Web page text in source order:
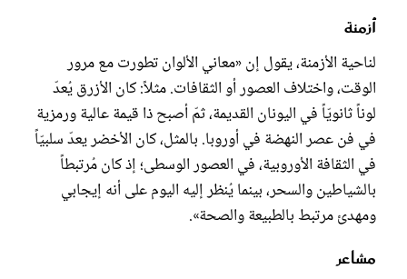
أزمنة
لناحية الأزمنة، يقول إن «معاني الألوان تطورت مع مرور
الوقت، واختلاف العصور أو الثقافات. مثلاً: كان الأزرق يُعدّ
لوناً ثانويّاً في اليونان القديمة، ثمّ أصبح ذا قيمة عالية ورمزية
في فن عصر النهضة في أوروبا. بالمثل، كان الأخضر يعدّ سلبيّاً
في الثقافة الأوروبية، في العصور الوسطى؛ إذ كان مُرتبطاً
بالشياطين والسحر، بينما يُنظر إليه اليوم على أنه إيجابي
ومهدئ مرتبط بالطبيعة والصحة».
مشاعر